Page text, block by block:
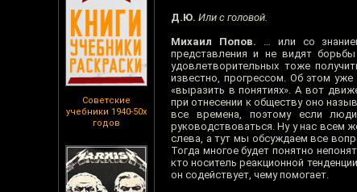
Советские
учебники 1940-50х
годов
Д.Ю. Или с головой.
Михаил Попов. … или со
представления и не видят
удовлетворительных тоже
известно, прогрессом. Об этом
«выразить в понятиях». А вот
при отнесении к обществу оно
все времена, поэтому если
руководствоваться. Ну у нас всем
слева, а тут мы обсуждаем все
Тогда многое будет понятно
кто носитель реакционной
он содействует, чему помогает.